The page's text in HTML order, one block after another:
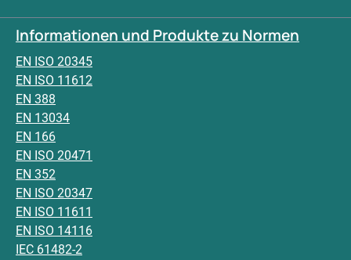
Informationen und Produkte zu Normen
EN ISO 20345
EN ISO 11612
EN 388
EN 13034
EN 166
EN ISO 20471
EN 352
EN ISO 20347
EN ISO 11611
EN ISO 14116
IEC 61482-2